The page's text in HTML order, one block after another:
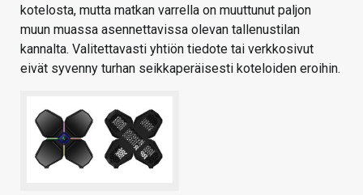
kotelosta, mutta matkan varrella on muuttunut paljon
muun muassa asennettavissa olevan tallenustilan
kannalta. Valitettavasti yhtiön tiedote tai verkkosivut
eivät syvenny turhan seikkaperäisesti koteloiden eroihin.